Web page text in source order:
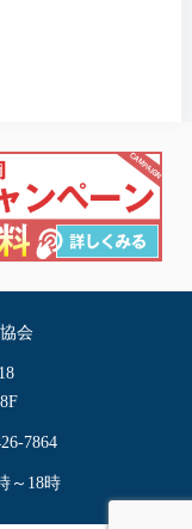
会
7864
～18時